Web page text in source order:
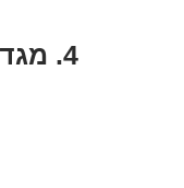
4. מגדל מים שהוסב לבית מגורים, בלגיה